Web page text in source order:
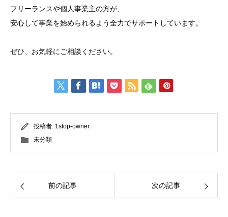
フリーランスや個人事業主の方が、
安心して事業を始められるよう全力でサポートしています。
ぜひ、お気軽にご相談ください。
投稿者: 1stop-owner
未分類
前の記事 次の記事